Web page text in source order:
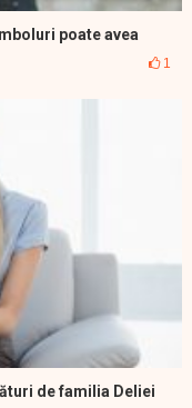
poate avea
1
de familia Deliei